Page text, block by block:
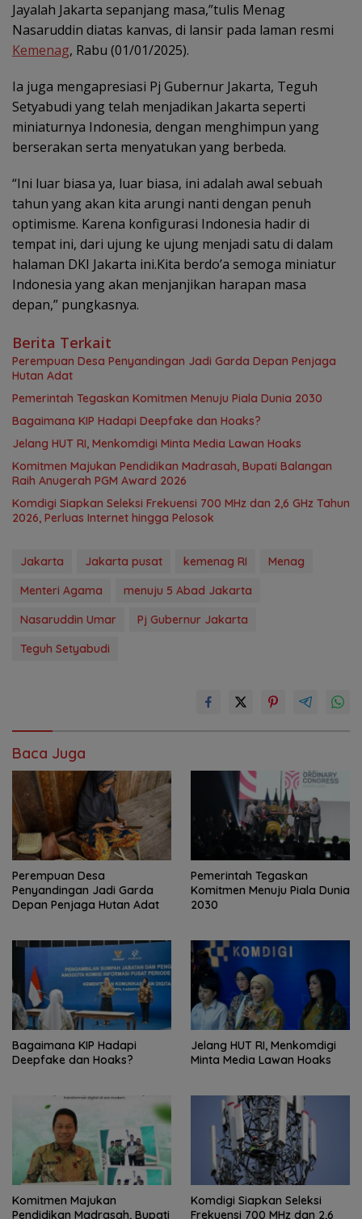
Jayalah Jakarta sepanjang masa,”tulis Menag
Nasaruddin diatas kanvas, di lansir pada laman resmi
Kemenag, Rabu (01/01/2025).
Ia juga mengapresiasi Pj Gubernur Jakarta, Teguh
Setyabudi yang telah menjadikan Jakarta seperti
miniaturnya Indonesia, dengan menghimpun yang
berserakan serta menyatukan yang berbeda.
“Ini luar biasa ya, luar biasa, ini adalah awal sebuah
tahun yang akan kita arungi nanti dengan penuh
optimisme. Karena konfigurasi Indonesia hadir di
tempat ini, dari ujung ke ujung menjadi satu di dalam
halaman DKI Jakarta ini.Kita berdo’a semoga miniatur
Indonesia yang akan menjanjikan harapan masa
depan,” pungkasnya.
Berita Terkait
Perempuan Desa Penyandingan Jadi Garda Depan Penjaga
Hutan Adat
Pemerintah Tegaskan Komitmen Menuju Piala Dunia 2030
Bagaimana KIP Hadapi Deepfake dan Hoaks?
Jelang HUT RI, Menkomdigi Minta Media Lawan Hoaks
Komitmen Majukan Pendidikan Madrasah, Bupati Balangan
Raih Anugerah PGM Award 2026
Komdigi Siapkan Seleksi Frekuensi 700 MHz dan 2,6 GHz Tahun
2026, Perluas Internet hingga Pelosok
Jakarta Jakarta pusat kemenag RI
Menag
Menteri Agama
menuju 5 Abad Jakarta
Nasaruddin Umar
Pj Gubernur Jakarta
Teguh Setyabudi
Baca Juga
Perempuan Desa
Penyandingan Jadi Garda
Depan Penjaga Hutan Adat
Pemerintah Tegaskan
Komitmen Menuju Piala Dunia
2030
Bagaimana KIP Hadapi
Deepfake dan Hoaks?
Jelang HUT RI, Menkomdigi
Minta Media Lawan Hoaks
Komitmen Majukan
Pendidikan Madrasah, Bupati
Komdigi Siapkan Seleksi
Frekuensi 700 MHz dan 2,6